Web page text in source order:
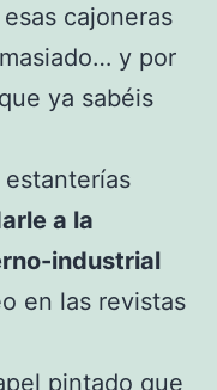
cajoneras
y por
ya sabéis
a la
industrial
en las revistas
pintado que